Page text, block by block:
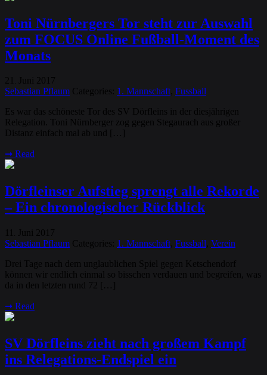
Toni Nürnbergers Tor steht zur Auswahl
zum FOCUS Online Fußball-Moment des
Monats
21
2017
Sebastian Pflaum Categories: 1. Mannschaft, Fussball
Es war das schöneste Tor des SV Dörfleins in der diesjährigen
Relegation. Toni Nürnberger zog gegen Stegaurach aus großer
Distanz einfach mal ab und […]
➞ Read
Dörfleinser Aufstieg sprengt alle Rekorde
– Ein chronologischer Rückblick
2017
Sebastian Pflaum Categories: 1. Mannschaft Fussball Verein
Drei Tage nach dem unglaublichen Spiel gegen Ketschendorf
können wir endlich einmal so bisschen verdauen und begreifen, was
da in den letzten rund 72 […]
➞ Read
SV Dörfleins zieht nach großem Kampf
ins Relegations-Endspiel ein